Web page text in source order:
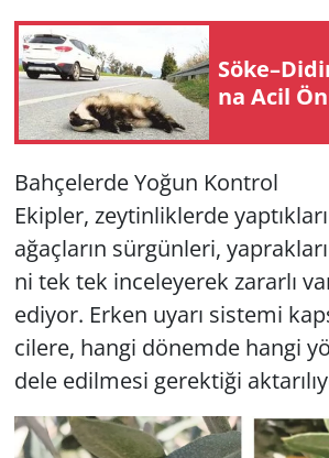
na Acil
Bah­çe­ler­de Yoğun Kont­rol
Ekip­ler, zey­tin­lik­ler­de
ağaç­la­rın sür­gün­le­ri,
ni tek tek in­ce­le­ye­rek za­rar­lı
edi­yor. Erken uyarı sis­te­mi
ci­le­re, hangi dö­nem­de hangi
de­le edil­me­si ge­rek­ti­ği